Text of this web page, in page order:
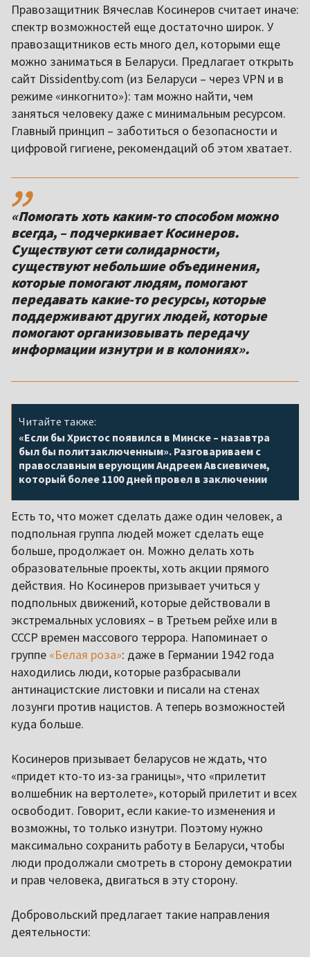
Правозащитник Вячеслав Косинеров считает иначе:
спектр возможностей еще достаточно широк. У
правозащитников есть много дел, которыми еще
можно заниматься в Беларуси. Предлагает открыть
сайт Dissidentby.com (из Беларуси – через VPN и в
режиме «инкогнито»): там можно найти, чем
заняться человеку даже с минимальным ресурсом.
Главный принцип – заботиться о безопасности и
цифровой гигиене, рекомендаций об этом хватает.
,,
«Помогать хоть каким-то способом можно
всегда, – подчеркивает Косинеров.
Существуют сети солидарности,
существуют небольшие объединения,
которые помогают людям, помогают
передавать какие-то ресурсы, которые
поддерживают других людей, которые
помогают организовывать передачу
информации изнутри и в колониях».
Читайте также:
«Если бы Христос появился в Минске – назавтра
был бы политзаключенным». Разговариваем с
православным верующим Андреем Авсиевичем,
который более 1100 дней провел в заключении
Есть то, что может сделать даже один человек, а
подпольная группа людей может сделать еще
больше, продолжает он. Можно делать хоть
образовательные проекты, хоть акции прямого
действия. Но Косинеров призывает учиться у
подпольных движений, которые действовали в
экстремальных условиях – в Третьем рейхе или в
СССР времен массового террора. Напоминает о
группе «Белая роза»: даже в Германии 1942 года
находились люди, которые разбрасывали
антинацистские листовки и писали на стенах
лозунги против нацистов. А теперь возможностей
куда больше.
Косинеров призывает беларусов не ждать, что
«придет кто-то из-за границы», что «прилетит
волшебник на вертолете», который прилетит и всех
освободит. Говорит, если какие-то изменения и
возможны, то только изнутри. Поэтому нужно
максимально сохранить работу в Беларуси, чтобы
люди продолжали смотреть в сторону демократии
и прав человека, двигаться в эту сторону.
Добровольский предлагает такие направления
деятельности: